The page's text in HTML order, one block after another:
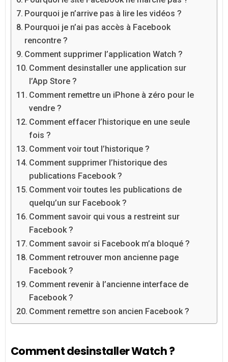
Pourquoi je n’arrive pas à lire les vidéos ?
Pourquoi je n’ai pas accès à Facebook
rencontre ?
Comment supprimer l’application Watch ?
Comment desinstaller une application sur
l’App Store ?
Comment remettre un iPhone à zéro pour le
vendre ?
Comment effacer l’historique en une seule
fois ?
Comment voir tout l’historique ?
Comment supprimer l’historique des
publications Facebook ?
Comment voir toutes les publications de
quelqu’un sur Facebook ?
Comment savoir qui vous a restreint sur
Facebook ?
Comment savoir si Facebook m’a bloqué ?
Comment retrouver mon ancienne page
Facebook ?
Comment revenir à l’ancienne interface de
Facebook ?
Comment remettre son ancien Facebook ?
Comment desinstaller Watch ?